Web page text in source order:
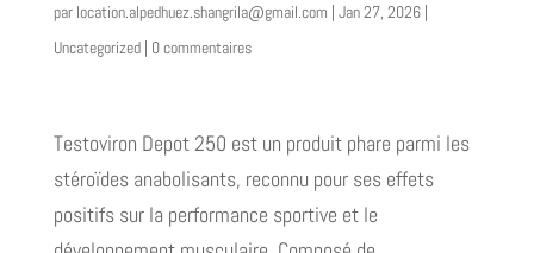
par location.alpedhuez.shangrila@gmail.com | Jan 27, 2026|
Uncategorized| 0 commentaires
Testoviron Depot 250 est un produit phare parmi les
stéroïdes anabolisants, reconnu pour ses effets
positifs sur la performance sportive et le